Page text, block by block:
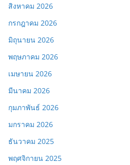
สิงหาคม 2026
กรกฎาคม 2026
มิถุนายน 2026
พฤษภาคม 2026
เมษายน 2026
มีนาคม 2026
กุมภาพันธ์ 2026
มกราคม 2026
ธันวาคม 2025
พฤศจิกายน 2025